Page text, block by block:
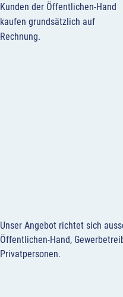
Kunden der Öffentlichen-Hand
kaufen grundsätzlich auf
Rechnung.
Unser Angebot richtet sich
Öffentlichen-Hand,
Privatpersonen.